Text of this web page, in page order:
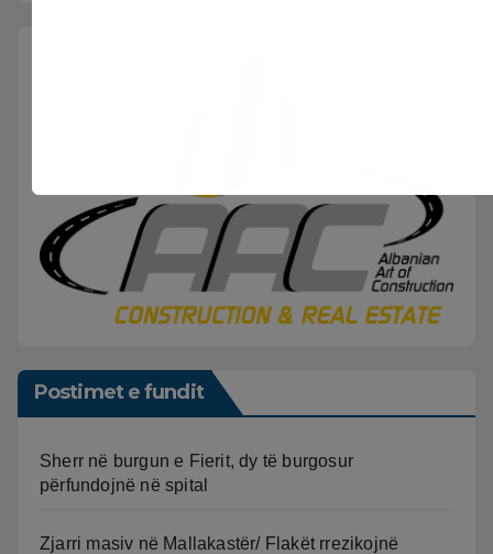
Postimet e fundit
Sherr në burgun e Fierit, dy të burgosur
përfundojnë në spital
Zjarri masiv në Mallakastër/ Flakët rrezikojnë